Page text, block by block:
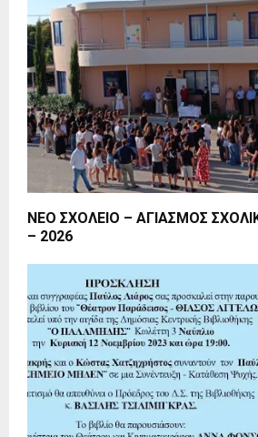
ΝΕΟ ΣΧΟΛΕΙΟ – ΑΓΙΑΣΜΟΣ
– 2026